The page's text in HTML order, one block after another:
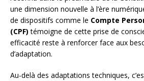
une dimension nouvelle à l’ère
de dispositifs comme le Compte
(CPF) témoigne de cette prise de
efficacité reste à renforcer face aux
d’adaptation.
Au-delà des adaptations techniques,